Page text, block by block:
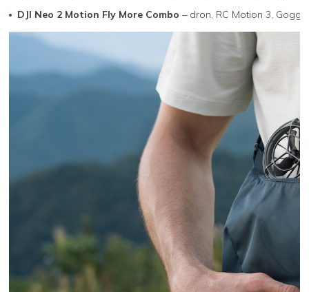
DJI Neo 2 Motion Fly More Combo – dron, RC Motion 3,